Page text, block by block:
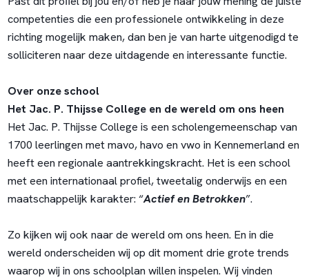
competenties die een professionele ontwikkeling in deze
richting mogelijk maken, dan ben je van harte uitgenodigd te
solliciteren naar deze uitdagende en interessante functie.
Over onze school
Het Jac. P. Thijsse College en de wereld om ons heen
Het Jac. P. Thijsse College is een scholengemeenschap van
1700 leerlingen met mavo, havo en vwo in Kennemerland en
heeft een regionale aantrekkingskracht. Het is een school
met een internationaal profiel, tweetalig onderwijs en een
maatschappelijk karakter: “Actief en Betrokken”.
Zo kijken wij ook naar de wereld om ons heen. En in die
wereld onderscheiden wij op dit moment drie grote trends
waarop wij in ons schoolplan willen inspelen. Wij vinden